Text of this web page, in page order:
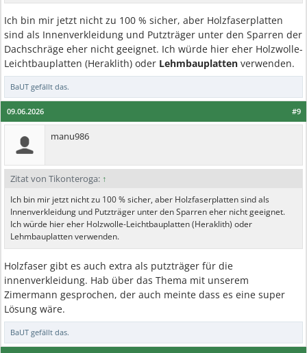
Ich bin mir jetzt nicht zu 100 % sicher, aber Holzfaserplatten
sind als Innenverkleidung und Putzträger unter den Sparren der
Dachschräge eher nicht geeignet. Ich würde hier eher Holzwolle-
Leichtbauplatten (Heraklith) oder Lehmbauplatten verwenden.
BaUT gefällt das.
#9
09.06.2026
manu986
Zitat von Tikonteroga: ↑
Ich bin mir jetzt nicht zu 100 % sicher, aber Holzfaserplatten sind als
Innenverkleidung und Putzträger unter den Sparren eher nicht geeignet.
Ich würde hier eher Holzwolle-Leichtbauplatten (Heraklith) oder
Lehmbauplatten verwenden.
Holzfaser gibt es auch extra als putzträger für die
innenverkleidung. Hab über das Thema mit unserem
Zimermann gesprochen, der auch meinte dass es eine super
Lösung wäre.
BaUT gefällt das.